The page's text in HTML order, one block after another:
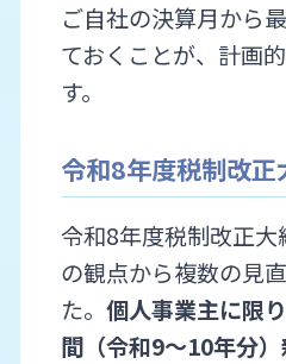
ご自社の決算月から
ておくことが、計画
す。
令和8年度税制改
令和8年度税制改正
の観点から複数の見
た。 個人事業主に限
間（令和9〜10年分